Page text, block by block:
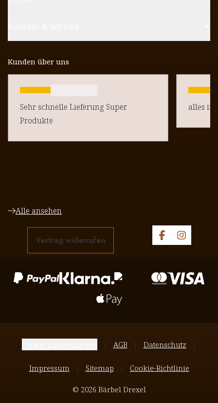
Kunden über uns
Sehr schnelle Lieferung Super
Produkte
alles in
Alle ansehen
Vertrag widerrufen
AGB Datenschutz
Impressum Sitemap Cookie-Richtlinie
© 2026 Bärbel Drexel